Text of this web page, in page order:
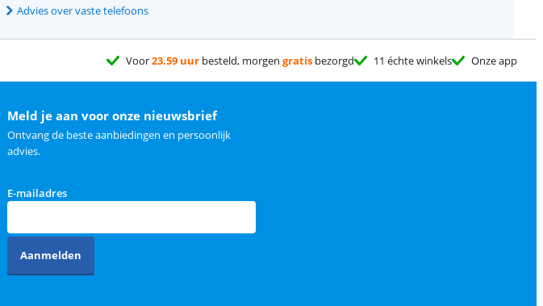
Advies over vaste telefoons
Voor23.59 uur besteld, morgen gratis bezorgd 11 échte winkels Onze app
Meld je aan voor onze nieuwsbrief
Ontvang de beste aanbiedingen en persoonlijk
advies.
E-mailadres
Aanmelden